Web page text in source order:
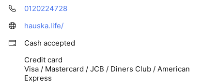
0120224728
hauska.life/
Cash accepted
Credit card
Visa / Mastercard / JCB / Diners Club / American
Express